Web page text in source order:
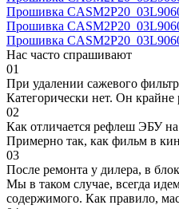
Прошивка
Прошивка
Прошивка
Нас часто спрашивают
01
При удалении сажевого
Категорически нет. Он крайне
02
Как отличается рефлеш ЭБУ
Примерно так, как фильм в
03
После ремонта у дилера, в
Мы в таком случае, всегда
содержимого. Как правило,